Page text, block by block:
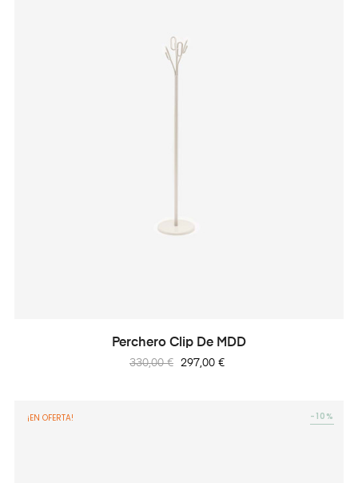
Perchero Clip De MDD
Precio
330,00 € Precio
297,00 €
¡EN OFERTA! -10%